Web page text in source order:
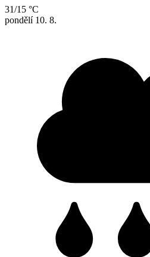
31/15 °C
pondělí 10. 8.